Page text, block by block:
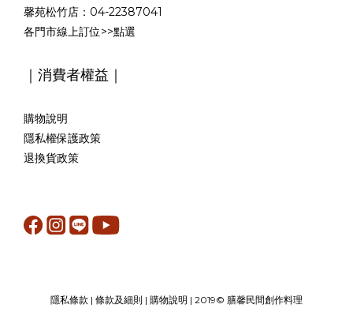
馨苑松竹店：04-22387041
各門市線上訂位>>點選
｜消費者權益｜
購物說明
隱私權保護政策
退換貨政策
隱私條款 | 條款及細則 | 購物說明 | 2019© 膳馨民間創作料理